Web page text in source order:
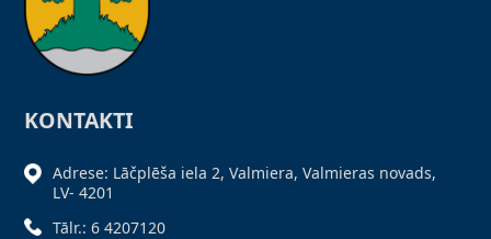
KONTAKTI
Adrese: Lāčplēša iela 2, Valmiera, Valmieras novads,
LV- 4201
Tālr.: 6 4207120